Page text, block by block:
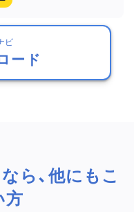
ビ
ード
ら、他にもこ
方